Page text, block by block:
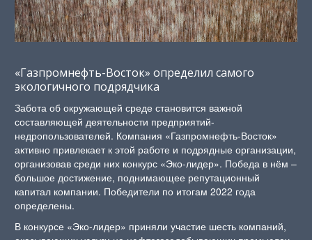
«Газпромнефть-Восток» определил самого
экологичного подрядчика
Забота об окружающей среде становится важной
составляющей деятельности предприятий-
недропользователей. Компания «Газпромнефть-Восток»
активно привлекает к этой работе и подрядные организации,
организовав среди них конкурс «Эко-лидер». Победа в нём –
большое достижение, поднимающее репутационный
капитал компании. Победители по итогам 2022 года
определены.
В конкурсе «Эко-лидер» приняли участие шесть компаний,